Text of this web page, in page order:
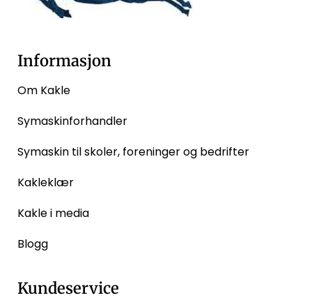
Informasjon
Om Kakle
Symaskinforhandler
Symaskin til skoler, foreninger og bedrifter
Kakleklær
Kakle i media
Blogg
Kundeservice